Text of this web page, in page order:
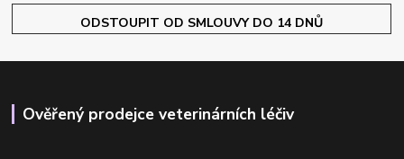
ODSTOUPIT OD SMLOUVY DO 14 DNŮ
Ověřený prodejce veterinárních léčiv